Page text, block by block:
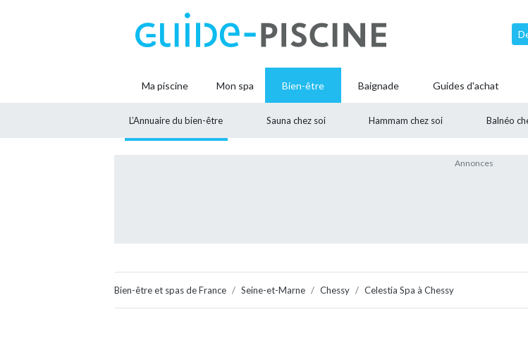
Ma piscine Mon spa Bien-être
L’Annuaire du bien-être Sauna chez soi Hammam chez soi Balnéo
Baignade Guides d'achat
Bien-être et spas de France Seine-et-Marne Chessy Celestia Spa à Chessy